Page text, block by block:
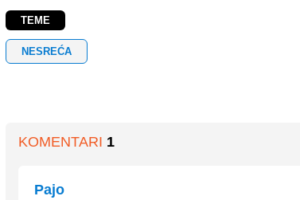
TEME
NESREĆA
KOMENTARI 1
Pajo